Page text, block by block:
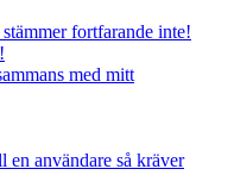
fortfarande inte!
med mitt
användare så kräver